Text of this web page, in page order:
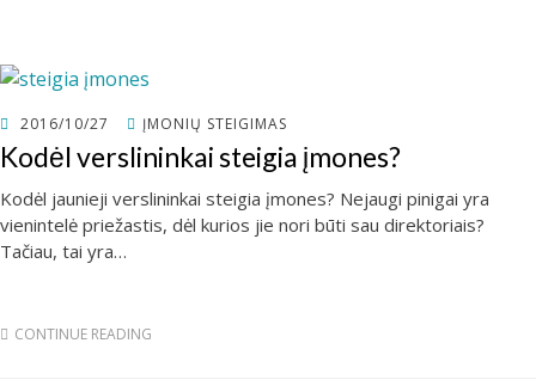
POSTED
ON
2016/10/27 ĮMONIŲ STEIGIMAS
Kodėl verslininkai steigia įmones?
Kodėl jaunieji verslininkai steigia įmones? Nejaugi pinigai yra
vienintelė priežastis, dėl kurios jie nori būti sau direktoriais?
Tačiau, tai yra…
CONTINUE READING